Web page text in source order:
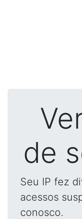
de
Seu IP fez
acessos
conosco.